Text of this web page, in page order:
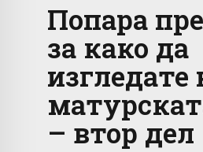
Попара
за како да
изгледате
– втор дел